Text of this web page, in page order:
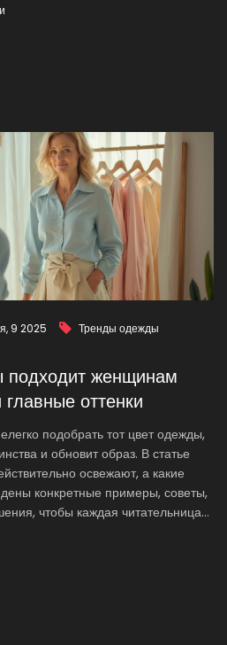
9 2025 Тренды одежды
подходит женщинам
оттенки
подобрать тот цвет одежды,
и обновит образ. В статье
освежают, а какие
конкретные примеры, советы,
чтобы каждая читательница
стоит быть осторожнее с